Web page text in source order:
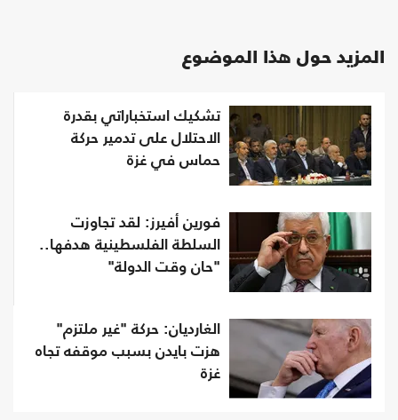
المزيد حول هذا الموضوع
تشكيك استخباراتي بقدرة
الاحتلال على تدمير حركة
حماس في غزة
فورين أفيرز: لقد تجاوزت
السلطة الفلسطينية هدفها..
"حان وقت الدولة"
الغارديان: حركة "غير ملتزم"
هزت بايدن بسبب موقفه تجاه
غزة